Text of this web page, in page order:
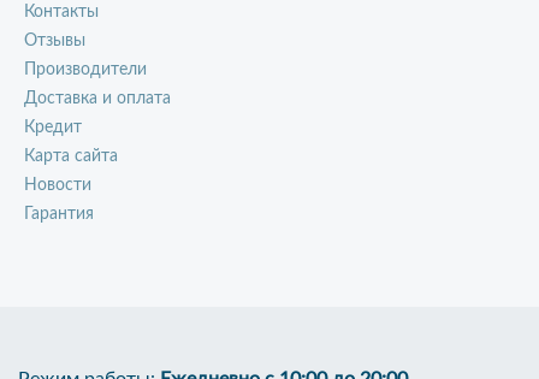
Контакты
Отзывы
Производители
Доставка и оплата
Кредит
Карта сайта
Новости
Гарантия